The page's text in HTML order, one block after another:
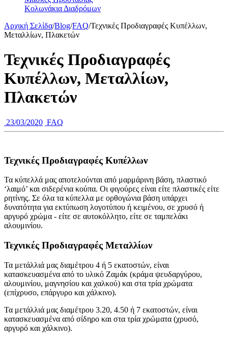
Κολωνάκια Διαδρόμων
Αρχική Σελίδα/Blog/FAQ/Τεχνικές Προδιαγραφές Κυπέλλων,
Μεταλλίων, Πλακετών
Τεχνικές Προδιαγραφές
Κυπέλλων, Μεταλλίων,
Πλακετών
23/03/2020 FAQ
Τεχνικές Προδιαγραφές Κυπέλλων
Τα κύπελλά μας αποτελούνται από μαρμάρινη βάση, πλαστικό
‘λαιμό’ και σιδερένια κούπα. Οι φιγούρες είναι είτε πλαστικές είτε
ρητίνης. Σε όλα τα κύπελλα με ορθογώνια βάση υπάρχει
δυνατότητα για εκτύπωση λογοτύπου ή κειμένου, σε χρυσό ή
αργυρό χρώμα - είτε σε αυτοκόλλητο, είτε σε ταμπελάκι
αλουμινίου.
Τεχνικές Προδιαγραφές Μεταλλίων
Τα μετάλλιά μας διαμέτρου 4 ή 5 εκατοστών, είναι
κατασκευασμένα από το υλικό Ζαμάκ (κράμα ψευδαργύρου,
αλουμινίου, μαγνησίου και χαλκού) και στα τρία χρώματα
(επίχρυσο, επάργυρο και χάλκινο).
Τα μετάλλιά μας διαμέτρου 3.20, 4.50 ή 7 εκατοστών, είναι
κατασκευασμένα από σίδηρο και στα τρία χρώματα (χρυσό,
αργυρό και χάλκινο).